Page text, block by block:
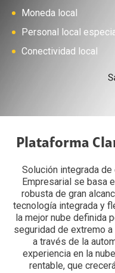
Moneda local
Personal local
Conectividad local
Plataforma
Solución integrada
Empresarial se basa
robusta de gran
tecnología integrada y
la mejor nube definida
seguridad de extremo
a través de la
experiencia en la
rentable, que